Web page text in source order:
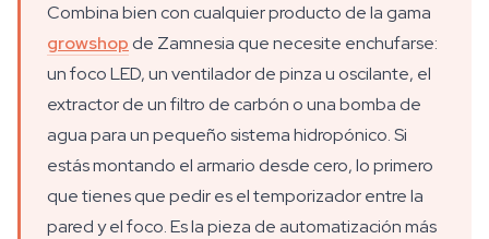
Combina bien con cualquier producto de la gama
growshop de Zamnesia que necesite enchufarse:
un foco LED, un ventilador de pinza u oscilante, el
extractor de un filtro de carbón o una bomba de
agua para un pequeño sistema hidropónico. Si
estás montando el armario desde cero, lo primero
que tienes que pedir es el temporizador entre la
pared y el foco. Es la pieza de automatización más